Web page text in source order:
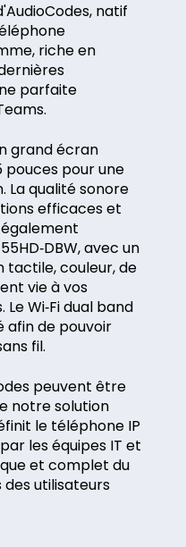
natif
riche en
parfaite
grand écran
pour une
La qualité sonore
efficaces et
avec un
tactile, couleur, de
vie à vos
Wi‑Fi dual band
afin de pouvoir
fil.
peuvent être
notre solution
le téléphone IP
les équipes IT et
et complet du
utilisateurs